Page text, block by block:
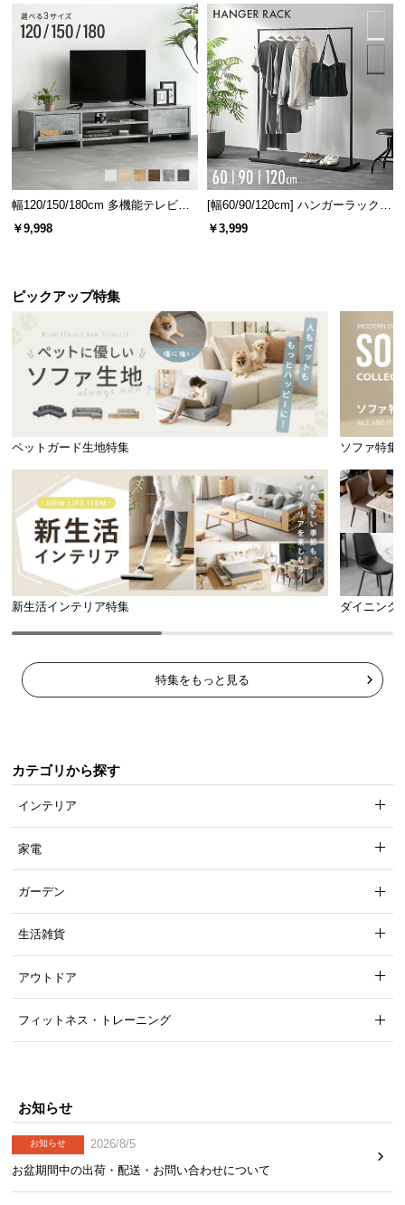
幅120/150/180cm 多機能テレビボ
ード 木目/石目調 オープン収納・
引き出し収納付き
￥9,998
[幅60/90/120cm] ハンガーラック
スチール 4段階高さ調節 サイドフ
ック オープンラック シンプル
￥3,999
ピックアップ特集
ペットガード生地特集 ソファ特集
新生活インテリア特集 ダイニング
特集をもっと見る
カテゴリから探す
インテリア
家電
ガーデン
生活雑貨
アウトドア
フィットネス・トレーニング
お知らせ
お知らせ
2026/8/5
お盆期間中の出荷・配送・お問い合わせについて